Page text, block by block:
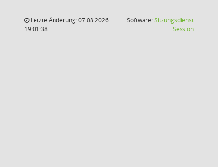
Letzte Änderung: 07.08.2026
19:01:38
Software:Sitzungsdienst
Session(Wird in